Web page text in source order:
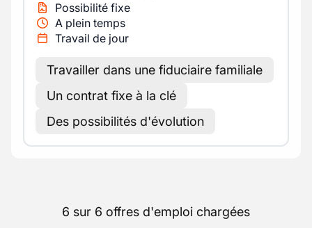
Possibilité fixe
A plein temps
Travail de jour
Travailler dans une fiduciaire familiale
Un contrat fixe à la clé
Des possibilités d'évolution
6 sur 6 offres d'emploi chargées